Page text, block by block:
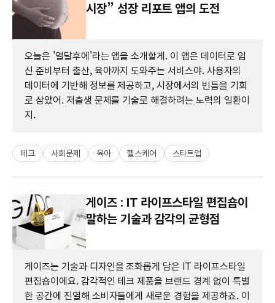
시장” 성장 리포트 앱의 도전
오늘은 '열달후에'라는 앱을 소개할게. 이 앱은 데이터로 임
신 준비부터 출산, 육아까지 도와주는 서비스야. 사용자의
데이터에 기반해 정보를 제공하고, 시장에서의 빈틈을 기회
로 삼았어. 저출생 문제를 기술로 해결하려는 노력의 일환이
지.
테크 사회문제 육아 헬스케어 스타트업
게이즈 : IT 라이프스타일 편집숍이
말하는 기술과 감각의 균형점
게이즈는 기술과 디자인을 조화롭게 담은 IT 라이프스타일
편집숍이에요. 감각적인 테크 제품을 브랜드 경계 없이 특별
한 공간에 진열해 소비자들에게 새로운 경험을 제공하죠. 이